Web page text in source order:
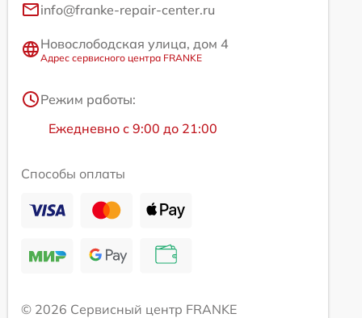
info@franke-repair-center.ru
Новослободская улица, дом 4
Адрес сервисного центра FRANKE
Режим работы:
Ежедневно с 9:00 до 21:00
Способы оплаты
© 2026 Сервисный центр FRANKE